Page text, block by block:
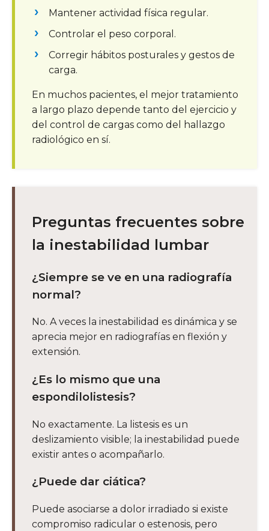
Mantener actividad física regular.
Controlar el peso corporal.
Corregir hábitos posturales y gestos de
carga.
En muchos pacientes, el mejor tratamiento
a largo plazo depende tanto del ejercicio y
del control de cargas como del hallazgo
radiológico en sí.
Preguntas frecuentes sobre
la inestabilidad lumbar
¿Siempre se ve en una radiografía
normal?
No. A veces la inestabilidad es dinámica y se
aprecia mejor en radiografías en flexión y
extensión.
¿Es lo mismo que una
espondilolistesis?
No exactamente. La listesis es un
deslizamiento visible; la inestabilidad puede
existir antes o acompañarlo.
¿Puede dar ciática?
Puede asociarse a dolor irradiado si existe
compromiso radicular o estenosis, pero